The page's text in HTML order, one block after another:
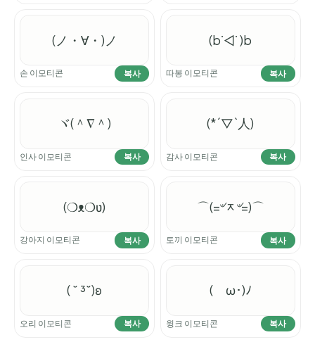
(ノ・∀・)ノ
손 이모티콘 복사
(b˙◁˙ )b
따봉 이모티콘 복사
ヾ(＾∇＾)
인사 이모티콘 복사
(*´▽`人)
감사 이모티콘 복사
(❍ᴥ❍ʋ)
강아지 이모티콘 복사
⌒(=৺ᆽ৺=)⌒
토끼 이모티콘 복사
( ˘ ³˘)ʚ
오리 이모티콘 복사
(ゝω･)ﾉ
윙크 이모티콘 복사